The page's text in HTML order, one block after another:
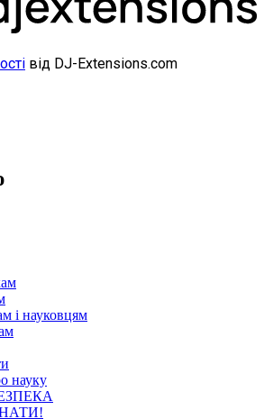
від DJ-Extensions.com
і науковцям
науку